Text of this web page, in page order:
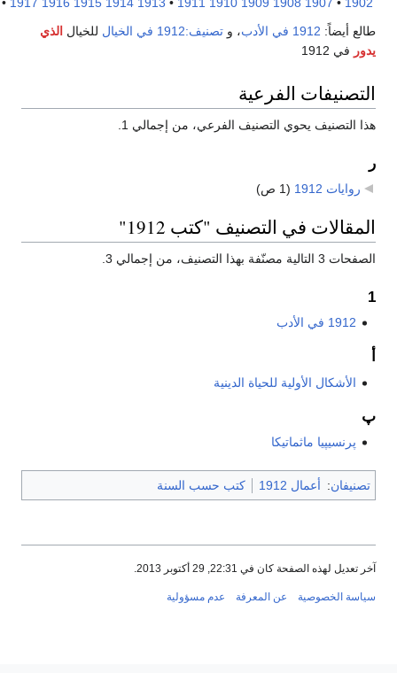
أيضاً: 1912 في الأدب ، وتصنيف:1912 في الخيال للخيالالذي
في 1912
الفرعية
التصنيف يحوي التصنيف الفرعي، من إجمالي 1.
روايات 1912 (1 ص)
في التصنيف "كتب 1912"
مصنّفة بهذا التصنيف، من إجمالي 3.
1912 في الأدب
الأشكال الأولية للحياة الدينية
پرنسيپيا ماثماتيكا
: أعمال 1912 كتب حسب السنة
لهذه الصفحة كان في 22:31, 29 أكتوبر 2013.
الخصوصية عن المعرفة عدم مسؤولية